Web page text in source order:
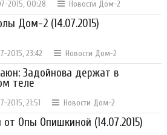
2015, 00:28 Новости Дом-2
Дом-2 (14.07.2015)
2015, 23:42 Новости Дом-2
Задойнова держат в
теле
2015, 21:51 Новости Дом-2
от Опы Опишкиной (14.07.2015)